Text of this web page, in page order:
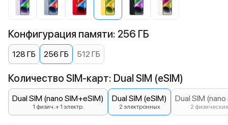
Конфигурация памяти: 256 ГБ
128 ГБ 256 ГБ 512 ГБ
Количество SIM-карт: Dual SIM (eSIM)
Dual SIM (nano SIM+eSIM)
1 физич. + 1 электр.
Dual SIM (eSIM)
2 электронных
Dual SIM
2 физических